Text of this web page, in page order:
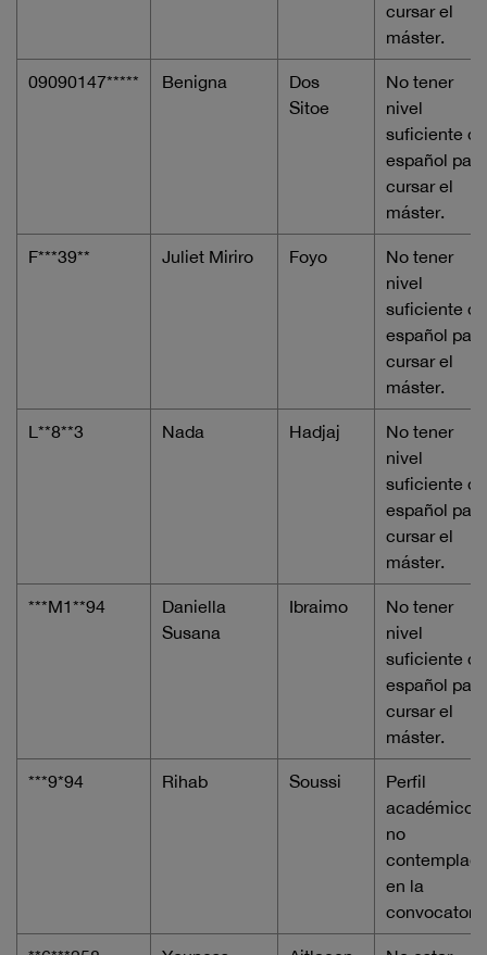
cursar el
máster.
09090147***** Benigna
Dos
Sitoe
No tener
nivel
suficiente de
español para
cursar el
máster.
F***39** Juliet Miriro Foyo
No tener
nivel
suficiente de
español para
cursar el
máster.
L**8**3 Nada Hadjaj
No tener
nivel
suficiente de
español para
cursar el
máster.
***M1**94
Daniella
Susana
Ibraimo
No tener
nivel
suficiente de
español para
cursar el
máster.
***9*94 Rihab Soussi
Perfil
académico,
no
en la
convocatoria